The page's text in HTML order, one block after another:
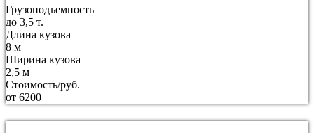
Грузоподъемность
до 3,5 т.
Длина кузова
8 м
Ширина кузова
2,5 м
Стоимость/руб.
от 6200